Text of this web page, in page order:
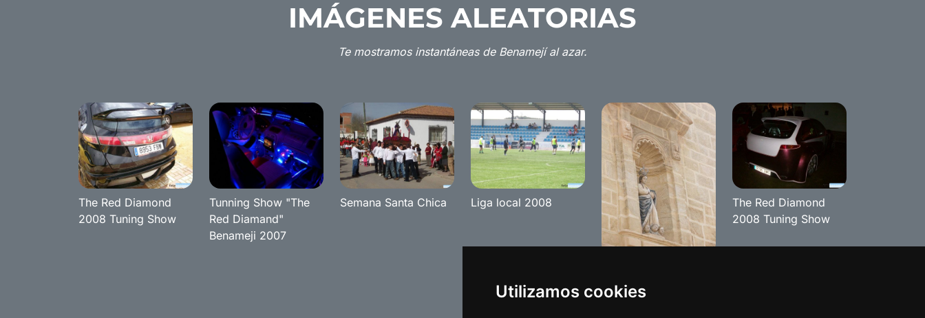
Utilizamos cookies
IMÁGENES ALEATORIAS
Te mostramos instantáneas de Benamejí al azar.
The Red Diamond
2008 Tuning Show
Tunning Show "The
Red Diamand"
Benameji 2007
Semana Santa Chica Liga local 2008
de Benamejí
The Red Diamond
2008 Tuning Show